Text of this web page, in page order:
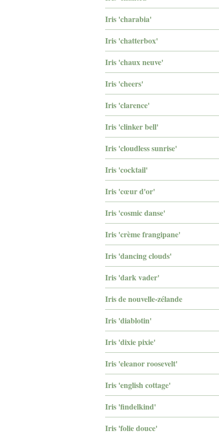
Iris 'charabia'
Iris 'chatterbox'
Iris 'chaux neuve'
Iris 'cheers'
Iris 'clarence'
Iris 'clinker bell'
Iris 'cloudless sunrise'
Iris 'cocktail'
Iris 'cœur d'or'
Iris 'cosmic danse'
Iris 'crème frangipane'
Iris 'dancing clouds'
Iris 'dark vader'
Iris de nouvelle-zélande
Iris 'diablotin'
Iris 'dixie pixie'
Iris 'eleanor roosevelt'
Iris 'english cottage'
Iris 'findelkind'
Iris 'folie douce'